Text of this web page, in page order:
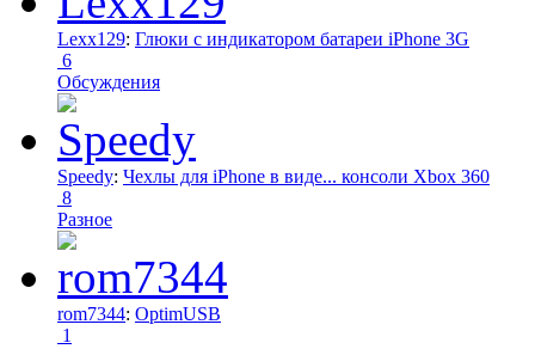
Lexx129: Глюки с индикатором батареи iPhone 3G
6
Обсуждения
Speedy: Чехлы для iPhone в виде... консоли Xbox 360
8
Разное
rom7344: OptimUSB
1